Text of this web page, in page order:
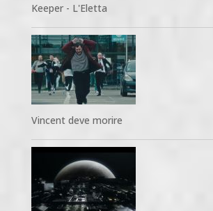
Keeper - L'Eletta
Vincent deve morire